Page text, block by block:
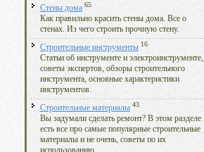
Стены дома 65
Как правильно красить стены дома. Все о
стенах. Из чего строить прочную стену.
Строительные инструменты 16
Статьи об инструменте и электроинструменте,
советы экспертов, обзоры строительного
инструмента, основные характеристики
инструментов.
Строительные материалы 43
Вы задумали сделать ремонт? В этом разделе
есть все про самые популярные строительные
материалы и не очень, советы по их